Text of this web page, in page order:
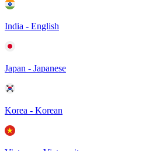
India - English
Japan - Japanese
Korea - Korean